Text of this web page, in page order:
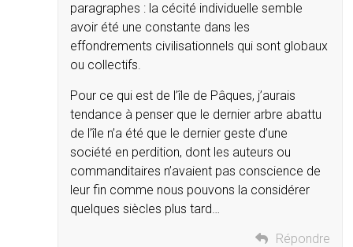
paragraphes : la cécité individuelle semble
avoir été une constante dans les
effondrements civilisationnels qui sont globaux
ou collectifs.
Pour ce qui est de l’île de Pâques, j’aurais
tendance à penser que le dernier arbre abattu
de l’île n’a été que le dernier geste d’une
société en perdition, dont les auteurs ou
commanditaires n’avaient pas conscience de
leur fin comme nous pouvons la considérer
quelques siècles plus tard…
Répondre